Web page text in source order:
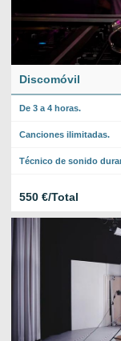
Discomóvil
De 3 a 4 horas.
Canciones ilimitadas.
Técnico de sonido
550 €/Total